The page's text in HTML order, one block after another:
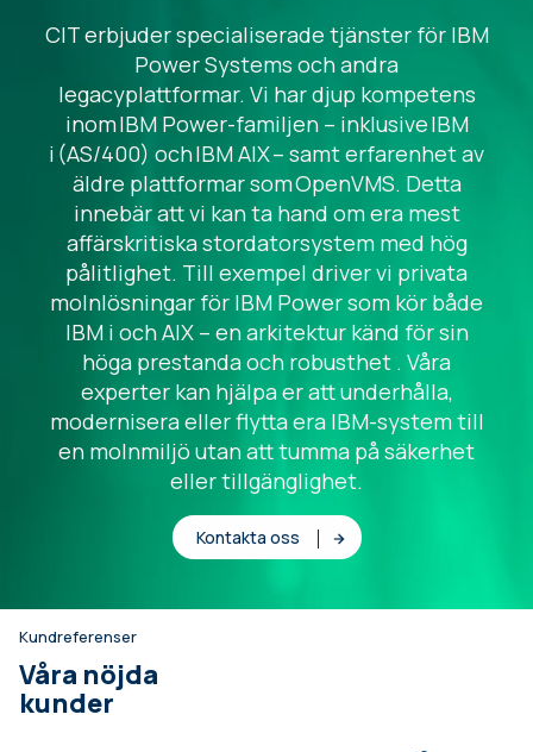
CIT erbjuder specialiserade tjänster för IBM
Power Systems och andra
legacyplattformar. Vi har djup kompetens
inom IBM Power-familjen – inklusive IBM
i (AS/400) och IBM AIX – samt erfarenhet av
äldre plattformar som OpenVMS. Detta
innebär att vi kan ta hand om era mest
affärskritiska stordatorsystem med hög
pålitlighet. Till exempel driver vi privata
molnlösningar för IBM Power som kör både
IBM i och AIX – en arkitektur känd för sin
höga prestanda och robusthet . Våra
experter kan hjälpa er att underhålla,
modernisera eller flytta era IBM-system till
en molnmiljö utan att tumma på säkerhet
eller tillgänglighet.
Kontakta oss
Kundreferenser
Våra nöjda
kunder